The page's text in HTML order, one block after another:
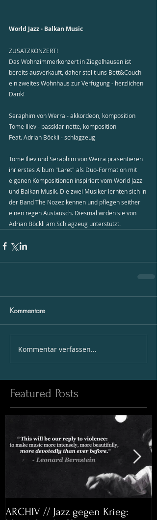
World Jazz - Balkan Music
ZUSATZKONZERT!
Das Wohnzimmerkonzert in Ziegelhausen ist
bereits ausverkauft, daher stellt uns Bett&Couch
ein zweites Wohnhaus zur Verfügung - herzlichen
Dank!
Seraphim von Werra - akkordeon, komposition
Tome Iliev - bassklarinette, komposition
Feat. Adrian Böckli - schlagzeug
Tome Iliev und Seraphim von Werra präsentieren
ihr erstes Album "Laret" als Duo-Formation mit
eigenen Kompositionen inspiriert vom World Jazz
und Balkan Musik. Die zwei Musiker lernten sich in
der Band The Nozez kennen und pflegen seither
einen regen Austausch. Diesmal wrden sie von
Adrian Böckli am Schlagzeug unterstützt.
Kommentare
Kommentar verfassen...
Featured Posts
ARCHIV // Jazz gegen Krieg: